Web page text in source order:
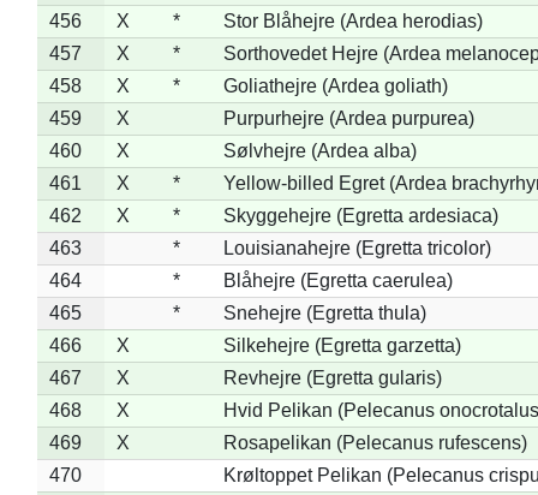
456
X *
Stor Blåhejre (Ardea herodias)
457
X *
Sorthovedet Hejre (Ardea
458
X *
Goliathejre (Ardea goliath)
459
X
Purpurhejre (Ardea purpurea)
460
X
Sølvhejre (Ardea alba)
461
X *
Yellow-billed Egret (Ardea
462
X *
Skyggehejre (Egretta ardesiaca)
463
*
Louisianahejre (Egretta tricolor)
464
*
Blåhejre (Egretta caerulea)
465
*
Snehejre (Egretta thula)
466
X
Silkehejre (Egretta garzetta)
467
X
Revhejre (Egretta gularis)
468
X
Hvid Pelikan (Pelecanus
469
X
Rosapelikan (Pelecanus rufescens)
470
Krøltoppet Pelikan (Pelecanus